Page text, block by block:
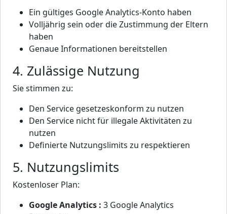
Ein gültiges Google Analytics-Konto haben
Volljährig sein oder die Zustimmung der Eltern
haben
Genaue Informationen bereitstellen
4. Zulässige Nutzung
Sie stimmen zu:
Den Service gesetzeskonform zu nutzen
Den Service nicht für illegale Aktivitäten zu
nutzen
Definierte Nutzungslimits zu respektieren
5. Nutzungslimits
Kostenloser Plan:
Google Analytics : 3 Google Analytics